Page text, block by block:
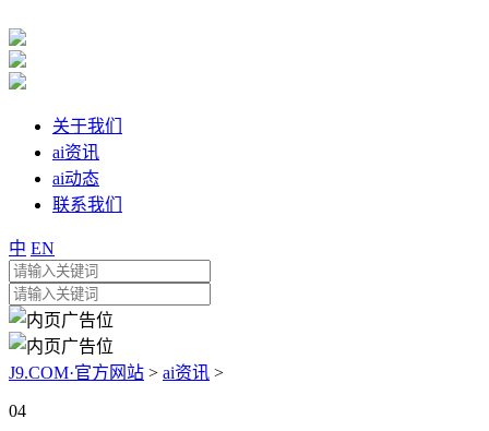
关于我们
ai资讯
ai动态
联系我们
中 EN
J9.COM·官方网站 > ai资讯 >
04